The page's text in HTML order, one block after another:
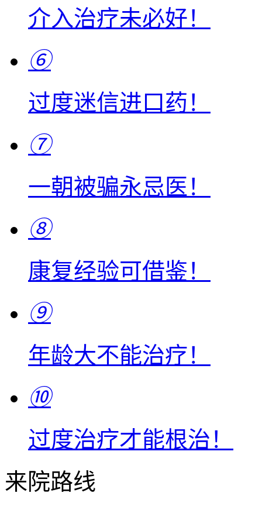
介入治疗未必好！
⑥
过度迷信进口药！
⑦
一朝被骗永忌医！
⑧
康复经验可借鉴！
⑨
年龄大不能治疗！
⑩
过度治疗才能根治！
来院路线